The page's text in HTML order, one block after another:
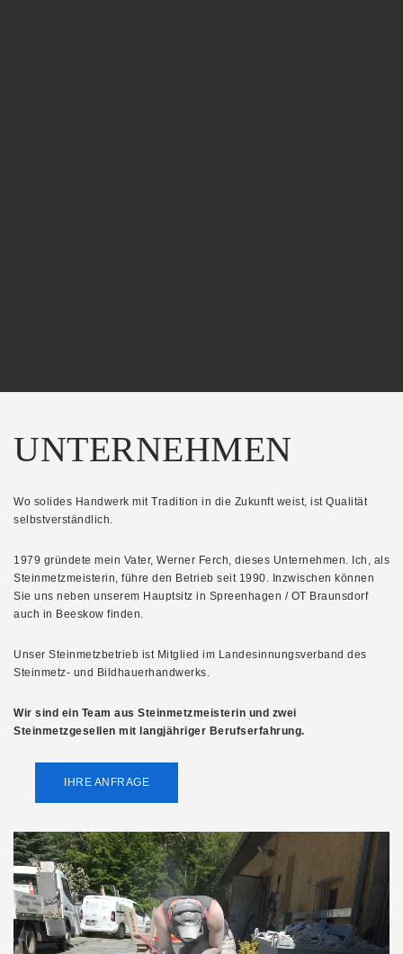
UNTERNEHMEN
Wo solides Handwerk mit Tradition in die Zukunft weist, ist Qualität
selbstverständlich.
1979 gründete mein Vater, Werner Ferch, dieses Unternehmen. Ich, als
Steinmetzmeisterin, führe den Betrieb seit 1990. Inzwischen können
Sie uns neben unserem Hauptsitz in Spreenhagen / OT Braunsdorf
auch in Beeskow finden.
Unser Steinmetzbetrieb ist Mitglied im Landesinnungsverband des
Steinmetz- und Bildhauerhandwerks.
Wir sind ein Team aus Steinmetzmeisterin und zwei
Steinmetzgesellen mit langjähriger Berufserfahrung.
IHRE ANFRAGE